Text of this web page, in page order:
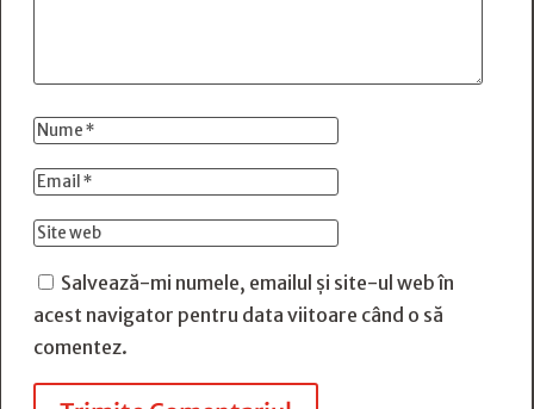
Salvează-mi numele, emailul și site-ul web în
acest navigator pentru data viitoare când o să
comentez.